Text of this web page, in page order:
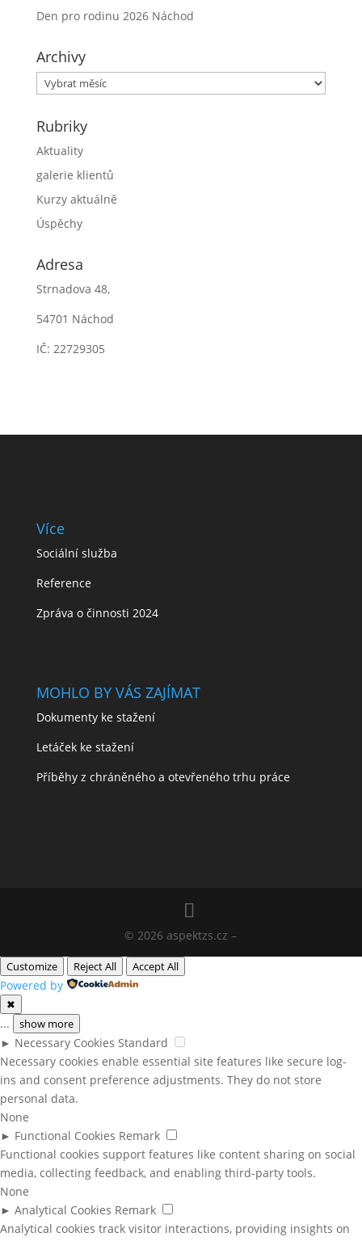
Den pro rodinu 2026 Náchod
Archivy
Archivy
Rubriky
Aktuality
galerie klientů
Kurzy aktuálně
Úspěchy
Adresa
Strnadova 48,
54701 Náchod
IČ: 22729305
Více
Sociální služba
Reference
Zpráva o činnosti 2024
MOHLO BY VÁS ZAJÍMAT
Dokumenty ke stažení
Letáček ke stažení
Příběhy z chráněného a otevřeného trhu práce
© 2026 aspektzs.cz –
Customize Reject All Accept All
Powered by
✖
... show more
► Necessary Cookies Standard
Necessary cookies enable essential site features like secure log-
ins and consent preference adjustments. They do not store
personal data.
None
► Functional Cookies Remark
Functional cookies support features like content sharing on social
media, collecting feedback, and enabling third-party tools.
None
► Analytical Cookies Remark
Analytical cookies track visitor interactions, providing insights on